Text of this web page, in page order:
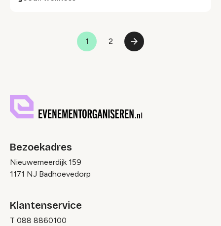
Pagina
1
Pagina
2
Volgende
Bezoekadres
Nieuwemeerdijk 159
1171 NJ Badhoevedorp
Klantenservice
T 088 8860100